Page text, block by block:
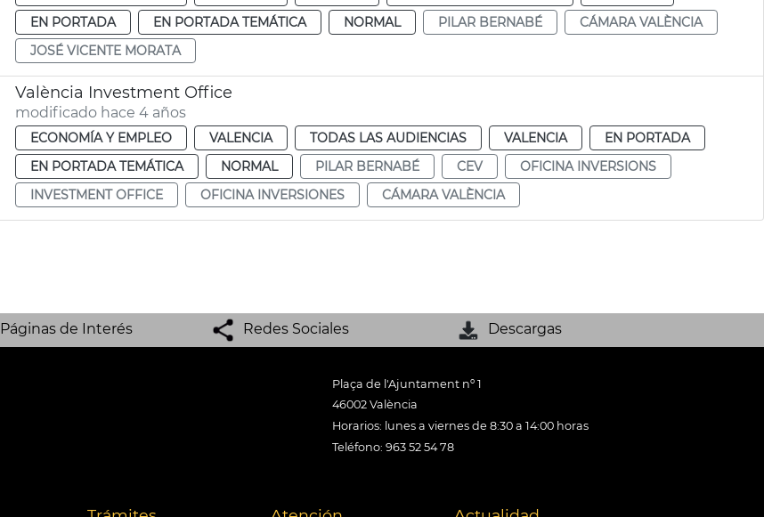
EN PORTADA
EN PORTADA TEMÁTICA NORMAL PILAR BERNABÉ
CÁMARA VALÈNCIA
JOSÉ VICENTE MORATA
València Investment Office
modificado hace 4 años
ECONOMÍA Y EMPLEO VALENCIA TODAS LAS AUDIENCIAS VALENCIA
EN PORTADA
EN PORTADA TEMÁTICA
NORMAL PILAR BERNABÉ CEV
OFICINA INVERSIONS
INVESTMENT OFFICE
OFICINA INVERSIONES CÁMARA VALÈNCIA
Páginas de Interés Redes Sociales Descargas
Plaça de l'Ajuntament nº 1
46002 València
Horarios: lunes a viernes de 8:30 a 14:00 horas
Teléfono: 963 52 54 78